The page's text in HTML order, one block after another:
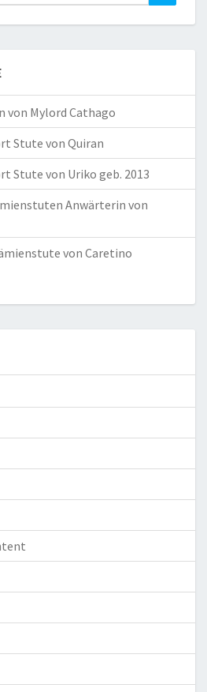
Mylord Cathago
Stute von Quiran
Stute von Uriko geb. 2013
Anwärterin von
von Caretino